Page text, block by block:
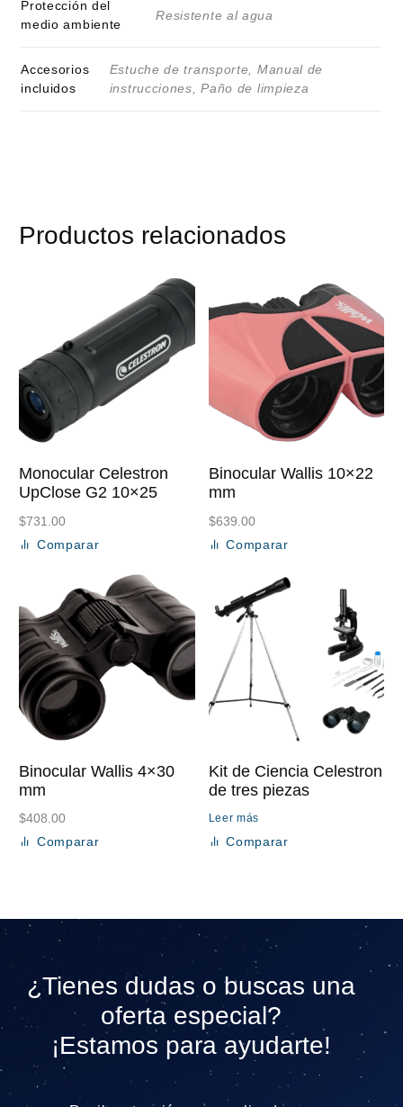
Protección del
medio ambiente
Resistente al agua
Accesorios
incluidos
Estuche de transporte, Manual de
instrucciones, Paño de limpieza
Productos relacionados
Monocular Celestron
UpClose G2 10×25
$731.00
Añadir al carrito
Comparar
Binocular Wallis 10×22
mm
$639.00
Añadir al carrito
Comparar
Binocular Wallis 4×30
mm
$408.00
Añadir al carrito
Comparar
Kit de Ciencia Celestron
de tres piezas
Leer más
Comparar
¿Tienes dudas o buscas una
oferta especial?
¡Estamos para ayudarte!